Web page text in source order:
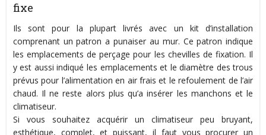
fixe
Ils sont pour la plupart livrés avec un kit d’installation
comprenant un patron a punaiser au mur. Ce patron indique
les emplacements de perçage pour les chevilles de fixation. Il
y est aussi indiqué les emplacements et le diamètre des trous
prévus pour l’alimentation en air frais et le refoulement de l’air
chaud. Il ne reste alors plus qu’a insérer les manchons et le
climatiseur.
Si vous souhaitez acquérir un climatiseur peu bruyant,
esthétique, complet, et puissant, il faut vous procurer un